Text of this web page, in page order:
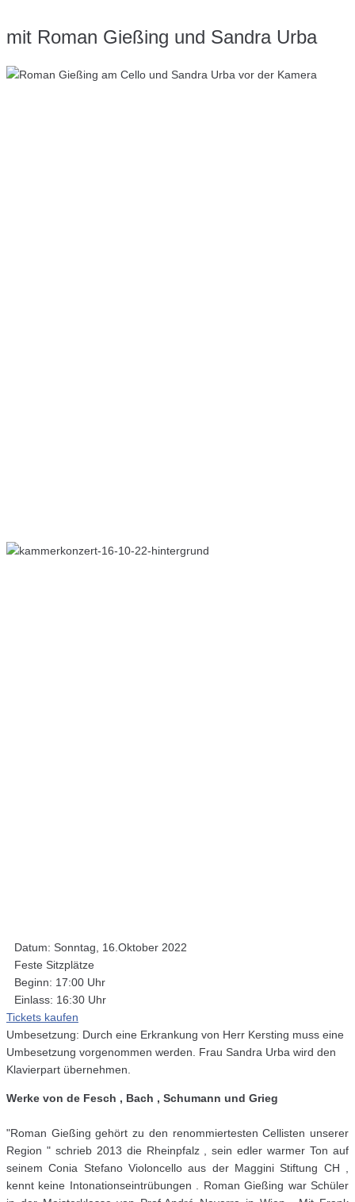
mit Roman Gießing und Sandra Urba
Datum: Sonntag, 16.Oktober 2022
Feste Sitzplätze
Beginn: 17:00 Uhr
Einlass: 16:30 Uhr
Tickets kaufen
Umbesetzung: Durch eine Erkrankung von Herr Kersting muss eine
Umbesetzung vorgenommen werden. Frau Sandra Urba wird den
Klavierpart übernehmen.
Werke von de Fesch , Bach , Schumann und Grieg
"Roman Gießing gehört zu den renommiertesten Cellisten unserer
Region " schrieb 2013 die Rheinpfalz , sein edler warmer Ton auf
seinem Conia Stefano Violoncello aus der Maggini Stiftung CH ,
kennt keine Intonationseintrübungen . Roman Gießing war Schüler